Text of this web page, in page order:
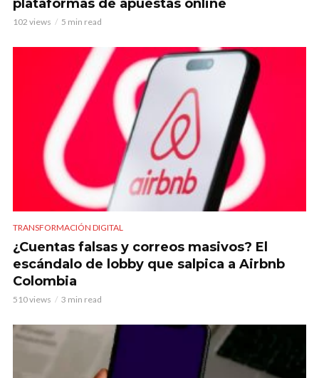
plataformas de apuestas online
102 views 5 min read
TRANSFORMACIÓN DIGITAL
¿Cuentas falsas y correos masivos? El
escándalo de lobby que salpica a Airbnb
Colombia
510 views 3 min read